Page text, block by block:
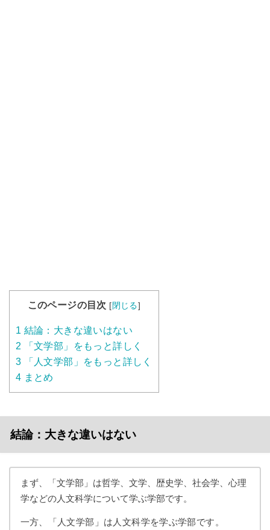
このページの目次 [閉じる]
1 結論：大きな違いはない
2 「文学部」をもっと詳しく
3 「人文学部」をもっと詳しく
4 まとめ
結論：大きな違いはない
まず、「文学部」は哲学、文学、歴史学、社会学、心理
学などの人文科学について学ぶ学部です。
一方、「人文学部」は人文科学を学ぶ学部です。